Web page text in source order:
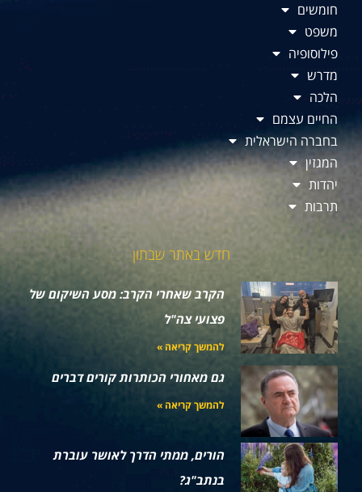
חומשים
משפט
פילוסופיה
מדרש
הלכה
החיים עצמם
בחברה הישראלית
המגזין
יהדות
תרבות
חדש באתר שבתון
הקרב שאחרי הקרב: מסע השיקום של
פצועי צה"ל
להמשך קריאה »
גם מאחורי הכותרות קורים דברים
להמשך קריאה »
הורים, ממתי הדרך לאושר עוברת
בנתב"ג?